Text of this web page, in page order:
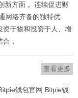
新方面， 连续促进财
网络齐备的独特优
资于物和投资于人、增
，
查看更多
钱包官网 Bitpie钱